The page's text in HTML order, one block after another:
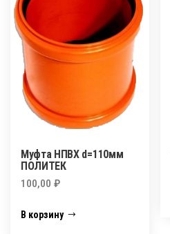
Муфта НПВХ d=110мм
ПОЛИТЕК
100,00 ₽
В корзину